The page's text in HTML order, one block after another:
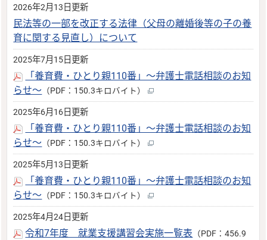
2026年2月13日更新
民法等の一部を改正する法律（父母の離婚後等の子の養
育に関する見直し）について
2025年7月15日更新
「養育費・ひとり親110番」～弁護士電話相談のお知
らせ～ （PDF：150.3キロバイト）
2025年6月16日更新
「養育費・ひとり親110番」～弁護士電話相談のお知
らせ～ （PDF：150.3キロバイト）
2025年5月13日更新
「養育費・ひとり親110番」～弁護士電話相談のお知
らせ～ （PDF：150.3キロバイト）
2025年4月24日更新
令和7年度 就業支援講習会実施一覧表 （PDF：456.9